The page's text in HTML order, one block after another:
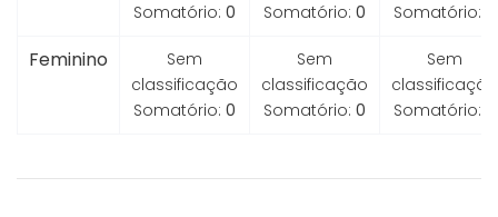
Somatório: 0
Somatório: 0
Somatório:
Feminino
Sem
classificação
Somatório: 0
Sem
classificação
Somatório: 0
Sem
classificação
Somatório: